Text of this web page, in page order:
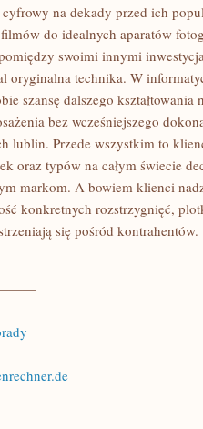
cyfrowy na dekady przed ich
do idealnych aparatów
pomiędzy swoimi innymi
oryginalna technika. W
szansę dalszego
bez wcześniejszego
lublin. Przede wszystkim to
oraz typów na całym świecie
markom. A bowiem klienci
konkretnych rozstrzygnięć,
się pośród kontrahentów.